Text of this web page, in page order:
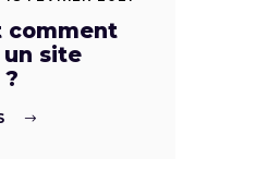
comment
site